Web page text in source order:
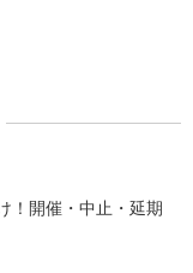
！開催・中止・延期